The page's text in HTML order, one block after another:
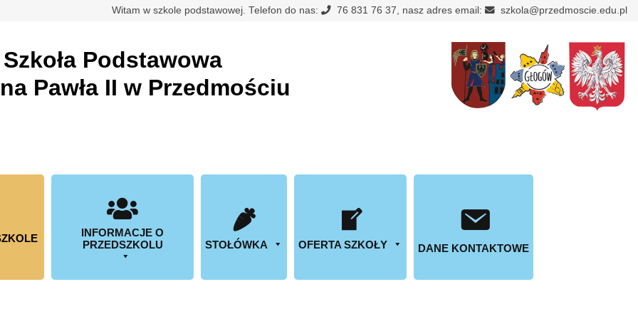
Witam w szkole podstawowej. Telefon do nas: 76 831 76 37, nasz adres email: szkola@przedmoscie.edu.pl
Szkoła Podstawowa
Pawła II w Przedmościu
INFORMACJE O
PRZEDSZKOLU
STOŁÓWKA OFERTA SZKOŁY DANE KONTAKTOWE